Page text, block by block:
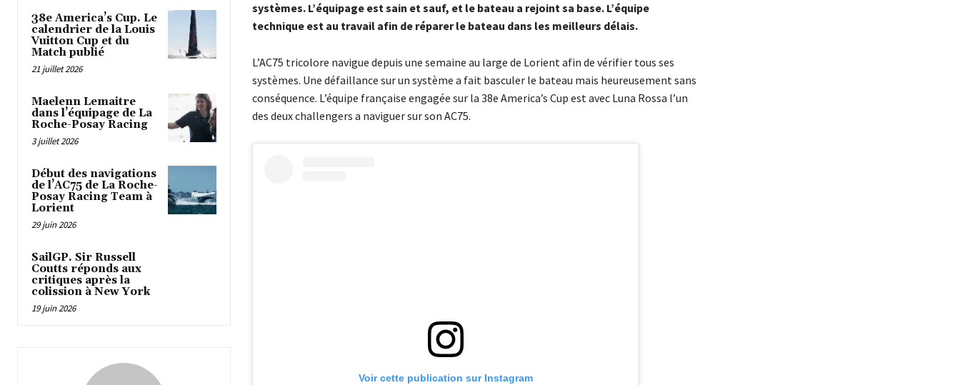
38e America’s Cup. Le
calendrier de la Louis
Vuitton Cup et du
Match publié
21 juillet 2026
Maelenn Lemaitre
dans l’équipage de La
Roche-Posay Racing
3 juillet 2026
Début des navigations
de l’AC75 de La Roche-
Posay Racing Team à
Lorient
29 juin 2026
SailGP. Sir Russell
Coutts réponds aux
critiques après la
colission à New York
19 juin 2026
systèmes. L’équipage est sain et sauf, et le bateau a rejoint sa base. L’équipe
technique est au travail afin de réparer le bateau dans les meilleurs délais.
L’AC75 tricolore navigue depuis une semaine au large de Lorient afin de vérifier tous ses
systèmes. Une défaillance sur un système a fait basculer le bateau mais heureusement sans
conséquence. L’équipe française engagée sur la 38e America’s Cup est avec Luna Rossa l’un
des deux challengers a naviguer sur son AC75.
Voir cette publication sur Instagram